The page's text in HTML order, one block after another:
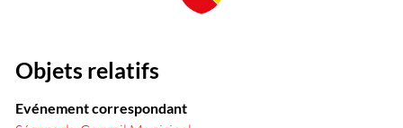
Objets relatifs
Evénement correspondant